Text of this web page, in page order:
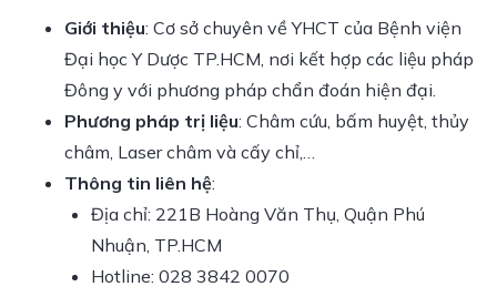
Giới thiệu: Cơ sở chuyên về YHCT của Bệnh viện
Đại học Y Dược TP.HCM, nơi kết hợp các liệu pháp
Đông y với phương pháp chẩn đoán hiện đại.
Phương pháp trị liệu: Châm cứu, bấm huyệt, thủy
châm, Laser châm và cấy chỉ,…
Thông tin liên hệ:
Địa chỉ: 221B Hoàng Văn Thụ, Quận Phú
Nhuận, TP.HCM
Hotline: 028 3842 0070